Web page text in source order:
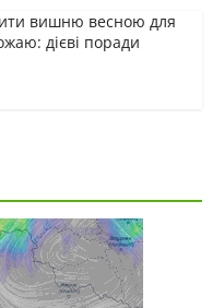
вишню весною для
дієві поради